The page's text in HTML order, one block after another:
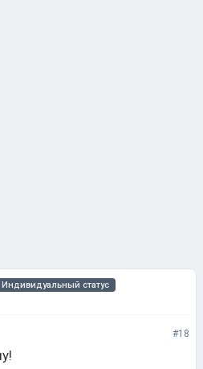
Индивидуальный статус
#18